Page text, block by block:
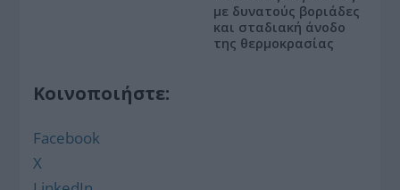
με δυνατούς βοριάδες
και σταδιακή άνοδο
της θερμοκρασίας
Κοινοποιήστε:
Facebook
X